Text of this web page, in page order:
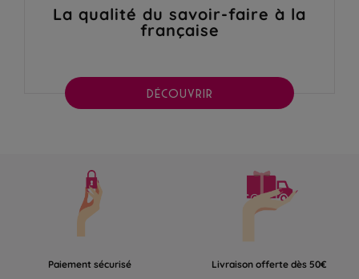
La qualité du savoir-faire à la
française
DÉCOUVRIR
Paiement sécurisé Livraison offerte dès 50€